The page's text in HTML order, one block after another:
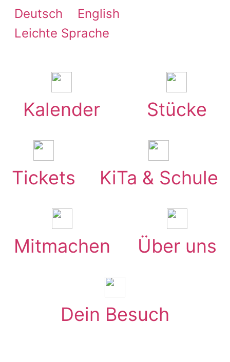
Zum
Inhalt
Deutsch
English
Leichte Sprache
Kalender Stücke
Tickets KiTa & Schule
Mitmachen Über uns
Dein Besuch